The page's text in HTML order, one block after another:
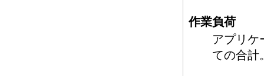
作業負荷
アプリケ
ての合計